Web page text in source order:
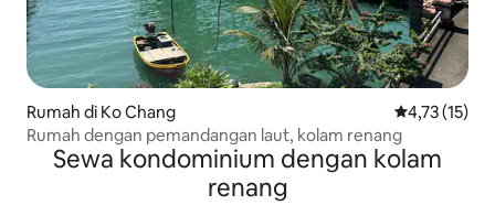
Rumah di Ko Chang Nilai rata-
4,73 (15)
Rumah dengan pemandangan laut, kolam renang
Sewa kondominium dengan kolam
renang